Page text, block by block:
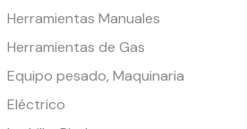
Herramientas Manuales
Herramientas de Gas
Equipo pesado, Maquinaria
Eléctrico